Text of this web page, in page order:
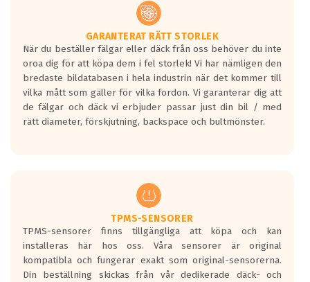
Vid körning i över 50km/h brukar
rullmotståndets ljud överträffa
motorljudet.
På däckmärkningen kommer det finnas
en symbol av ett däck med vågar. Hög
bullernivå markeras med svarta vågor
medans de vita vågorna påvisar om det är
ett tyst däck.
regelverket som introduceras år 2016.
Ett däck med två svarta vågor är redan
godkända för år 2016 nya regelverk.
Ett däck med en svart våg kommer vara
minst tre decibel tystare än det
regelverk som börjar gälla 2016.
GARANTERAT RÄTT STORLEK
När du beställer fälgar eller däck från oss behöver du inte
oroa dig för att köpa dem i fel storlek! Vi har nämligen den
bredaste bildatabasen i hela industrin när det kommer till
vilka mått som gäller för vilka fordon. Vi garanterar dig att
de fälgar och däck vi erbjuder passar just din bil / med
rätt diameter, förskjutning, backspace och bultmönster.
TPMS-SENSORER
TPMS-sensorer finns tillgängliga att köpa och kan
installeras här hos oss. Våra sensorer är original
kompatibla och fungerar exakt som original-sensorerna.
Din beställning skickas från vår dedikerade däck- och